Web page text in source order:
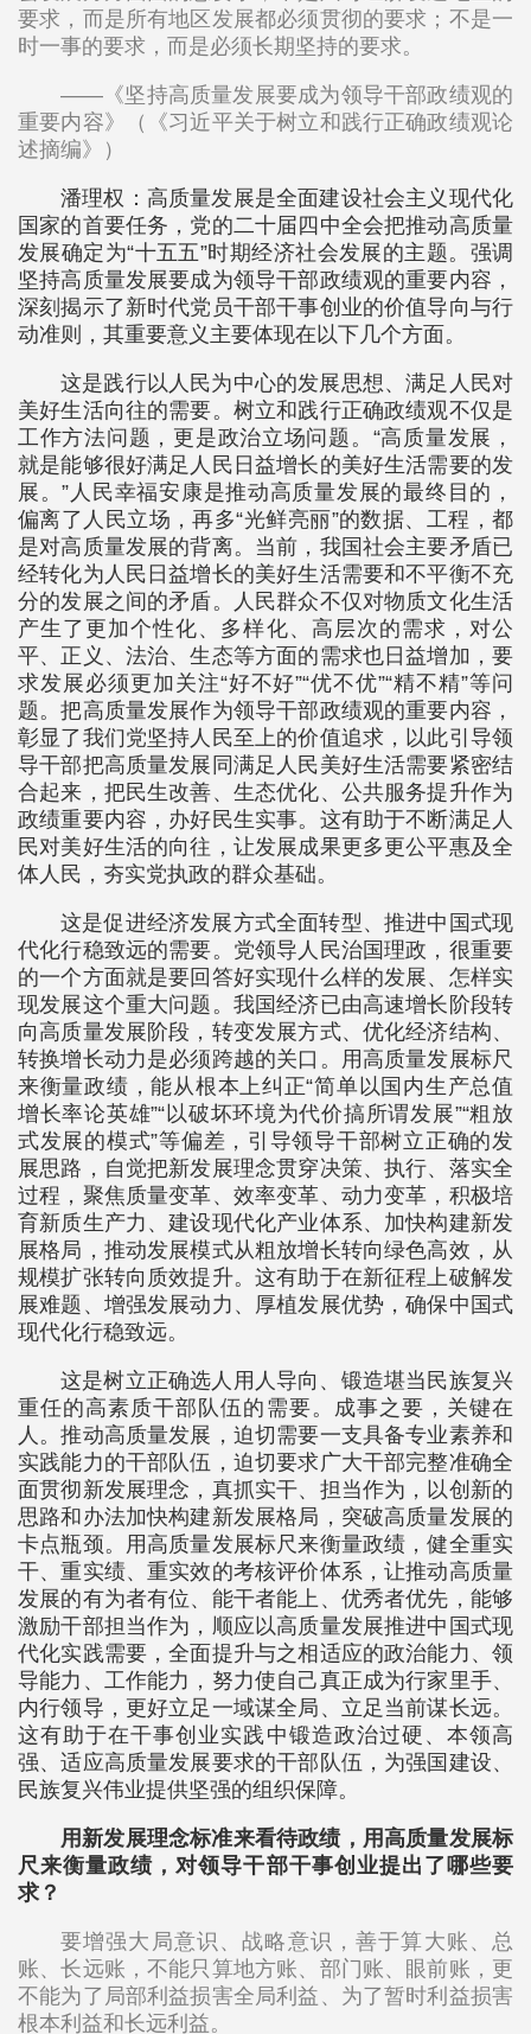
要求，而是所有地区发展都必须贯彻的要求；不是一
时一事的要求，而是必须长期坚持的要求。
——《坚持高质量发展要成为领导干部政绩观的
重要内容》（《习近平关于树立和践行正确政绩观论
述摘编》）
潘理权：高质量发展是全面建设社会主义现代化
国家的首要任务，党的二十届四中全会把推动高质量
发展确定为“十五五”时期经济社会发展的主题。强调
坚持高质量发展要成为领导干部政绩观的重要内容，
深刻揭示了新时代党员干部干事创业的价值导向与行
动准则，其重要意义主要体现在以下几个方面。
这是践行以人民为中心的发展思想、满足人民对
美好生活向往的需要。树立和践行正确政绩观不仅是
工作方法问题，更是政治立场问题。“高质量发展，
就是能够很好满足人民日益增长的美好生活需要的发
展。”人民幸福安康是推动高质量发展的最终目的，
偏离了人民立场，再多“光鲜亮丽”的数据、工程，都
是对高质量发展的背离。当前，我国社会主要矛盾已
经转化为人民日益增长的美好生活需要和不平衡不充
分的发展之间的矛盾。人民群众不仅对物质文化生活
产生了更加个性化、多样化、高层次的需求，对公
平、正义、法治、生态等方面的需求也日益增加，要
求发展必须更加关注“好不好”“优不优”“精不精”等问
题。把高质量发展作为领导干部政绩观的重要内容，
彰显了我们党坚持人民至上的价值追求，以此引导领
导干部把高质量发展同满足人民美好生活需要紧密结
合起来，把民生改善、生态优化、公共服务提升作为
政绩重要内容，办好民生实事。这有助于不断满足人
民对美好生活的向往，让发展成果更多更公平惠及全
体人民，夯实党执政的群众基础。
这是促进经济发展方式全面转型、推进中国式现
代化行稳致远的需要。党领导人民治国理政，很重要
的一个方面就是要回答好实现什么样的发展、怎样实
现发展这个重大问题。我国经济已由高速增长阶段转
向高质量发展阶段，转变发展方式、优化经济结构、
转换增长动力是必须跨越的关口。用高质量发展标尺
来衡量政绩，能从根本上纠正“简单以国内生产总值
增长率论英雄”“以破坏环境为代价搞所谓发展”“粗放
式发展的模式”等偏差，引导领导干部树立正确的发
展思路，自觉把新发展理念贯穿决策、执行、落实全
过程，聚焦质量变革、效率变革、动力变革，积极培
育新质生产力、建设现代化产业体系、加快构建新发
展格局，推动发展模式从粗放增长转向绿色高效，从
规模扩张转向质效提升。这有助于在新征程上破解发
展难题、增强发展动力、厚植发展优势，确保中国式
现代化行稳致远。
这是树立正确选人用人导向、锻造堪当民族复兴
重任的高素质干部队伍的需要。成事之要，关键在
人。推动高质量发展，迫切需要一支具备专业素养和
实践能力的干部队伍，迫切要求广大干部完整准确全
面贯彻新发展理念，真抓实干、担当作为，以创新的
思路和办法加快构建新发展格局，突破高质量发展的
卡点瓶颈。用高质量发展标尺来衡量政绩，健全重实
干、重实绩、重实效的考核评价体系，让推动高质量
发展的有为者有位、能干者能上、优秀者优先，能够
激励干部担当作为，顺应以高质量发展推进中国式现
代化实践需要，全面提升与之相适应的政治能力、领
导能力、工作能力，努力使自己真正成为行家里手、
内行领导，更好立足一域谋全局、立足当前谋长远。
这有助于在干事创业实践中锻造政治过硬、本领高
强、适应高质量发展要求的干部队伍，为强国建设、
民族复兴伟业提供坚强的组织保障。
用新发展理念标准来看待政绩，用高质量发展标
尺来衡量政绩，对领导干部干事创业提出了哪些要
求？
要增强大局意识、战略意识，善于算大账、总
账、长远账，不能只算地方账、部门账、眼前账，更
不能为了局部利益损害全局利益、为了暂时利益损害
根本利益和长远利益。